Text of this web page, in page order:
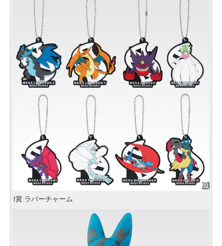
I賞 ラバーチャーム